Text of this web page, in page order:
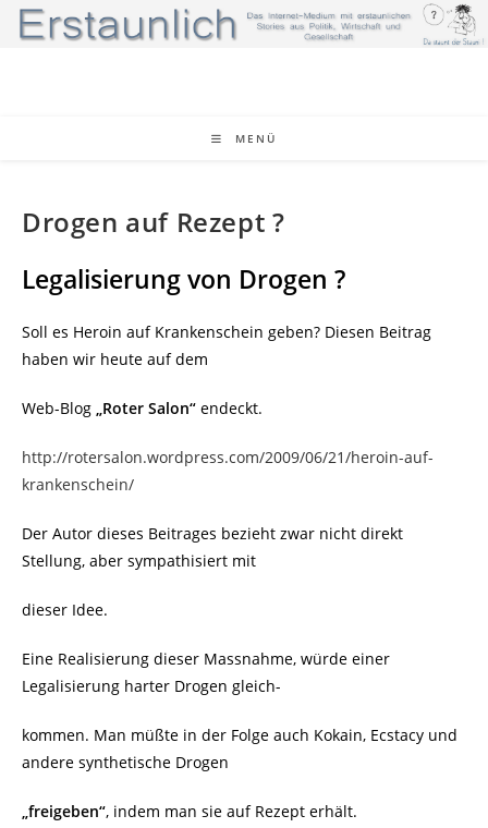
Zum
Inhalt
MENÜ
Drogen auf Rezept ?
Legalisierung von Drogen ?
Soll es Heroin auf Krankenschein geben? Diesen Beitrag
haben wir heute auf dem
Web-Blog „Roter Salon“ endeckt.
http://rotersalon.wordpress.com/2009/06/21/heroin-auf-
krankenschein/
Der Autor dieses Beitrages bezieht zwar nicht direkt
Stellung, aber sympathisiert mit
dieser Idee.
Eine Realisierung dieser Massnahme, würde einer
Legalisierung harter Drogen gleich-
kommen. Man müßte in der Folge auch Kokain, Ecstacy und
andere synthetische Drogen
„freigeben“, indem man sie auf Rezept erhält.